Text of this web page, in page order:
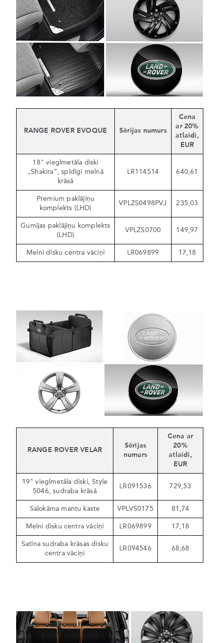
RANGE ROVER EVOQUE Sērijas numurs
Cena
ar 20%
atlaidi,
EUR
18" vieglmetāla diski
„Shakira”, spīdīgi melnā
krāsā
LR114514 640,61
Premium paklājiņu
komplekts (LHD)
VPLZS0498PVJ 235,03
Gumijas paklājiņu komplekts
(LHD)
VPLZS0700 149,97
Melni disku centra vāciņi LR069899 17,18
RANGE ROVER VELAR
Sērijas
numurs
Cena ar
20%
atlaidi,
EUR
19" vieglmetāla diski, Style
5046, sudraba krāsā
LR091536 729,53
Salokāma mantu kaste VPLVS0175 81,74
Melni disku centra vāciņi LR069899 17,18
Satīna sudraba krāsas disku
centra vāciņi
LR094546 68,68